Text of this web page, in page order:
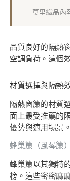
— 莫里織品內
品質良好的隔熱
空調負荷。這個
材質選擇與隔熱
隔熱窗簾的材質
面上最受推薦的
優勢與適用場景。
蜂巢簾（風琴簾
蜂巢簾以其獨特
榜。這些密密麻